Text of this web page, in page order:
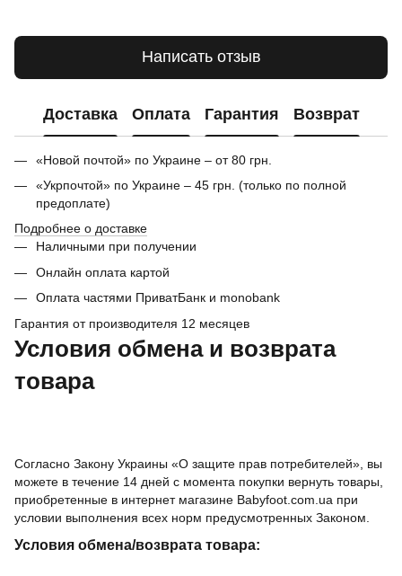
Написать отзыв
Доставка Оплата Гарантия Возврат
«Новой почтой» по Украине – от 80 грн.
«Укрпочтой» по Украине – 45 грн. (только по полной
предоплате)
Подробнее о доставке
Наличными при получении
Онлайн оплата картой
Оплата частями ПриватБанк и monobank
Гарантия от производителя 12 месяцев
Условия обмена и возврата
товара
Согласно Закону Украины «О защите прав потребителей», вы
можете в течение 14 дней с момента покупки вернуть товары,
приобретенные в интернет магазине Babyfoot.com.ua при
условии выполнения всех норм предусмотренных Законом.
Условия обмена/возврата товара: